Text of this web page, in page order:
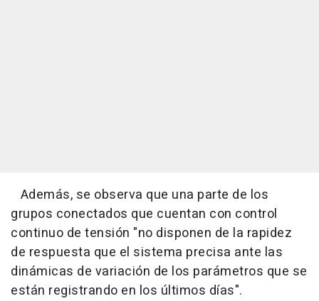
Además, se observa que una parte de los
grupos conectados que cuentan con control
continuo de tensión "no disponen de la rapidez
de respuesta que el sistema precisa ante las
dinámicas de variación de los parámetros que se
están registrando en los últimos días".